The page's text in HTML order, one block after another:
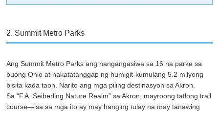
2. Summit Metro Parks
Ang Summit Metro Parks ang nangangasiwa sa 16 na parke sa
buong Ohio at nakatatanggap ng humigit-kumulang 5.2 milyong
bisita kada taon. Narito ang mga piling destinasyon sa Akron.
Sa “F.A. Seiberling Nature Realm” sa Akron, mayroong tatlong trail
course—isa sa mga ito ay may hanging tulay na may tanawing